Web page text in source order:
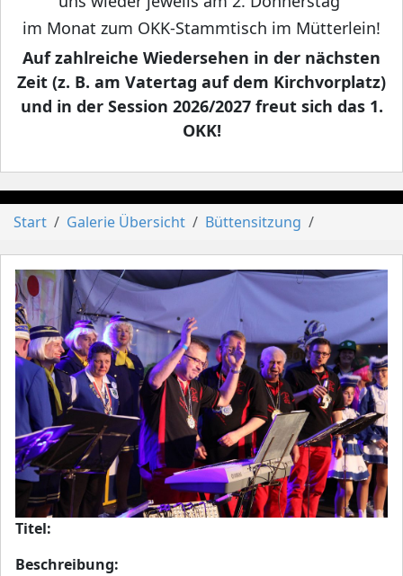
im Monat zum OKK-Stammtisch im Mütterlein!
Auf zahlreiche Wiedersehen in der nächsten
Zeit (z. B. am Vatertag auf dem Kirchvorplatz)
und in der Session 2026/2027 freut sich das 1.
OKK!
Start Galerie Übersicht Büttensitzung
Titel:
Beschreibung: